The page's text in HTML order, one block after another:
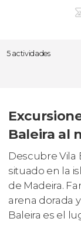
5 actividades
Baleira al
Descubre Vila
situado en la
de Madeira.
arena dorada
Baleira es el